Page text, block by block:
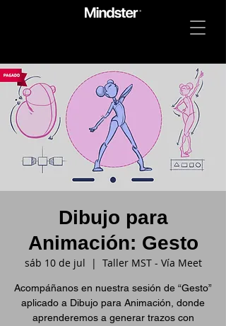
Dibujo para
Animación: Gesto
sáb 10 de jul
  |
Taller MST - Vía Meet
Acompáñanos en nuestra sesión de “Gesto”
aplicado a Dibujo para Animación, donde
aprenderemos a generar trazos con